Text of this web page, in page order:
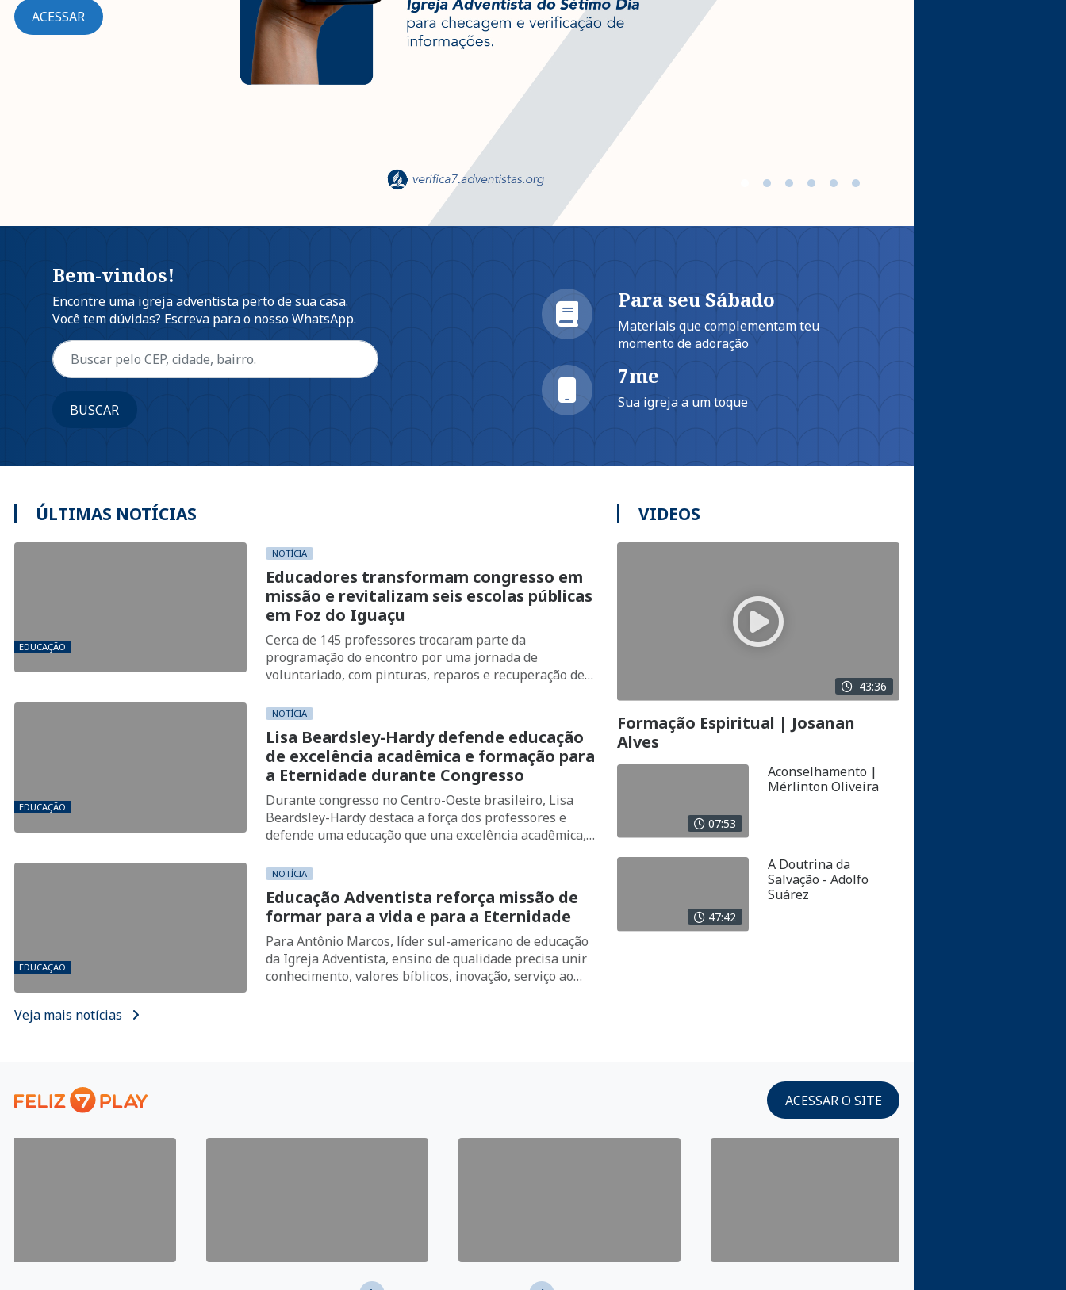
ACESSAR
Bem-vindos!
Encontre uma igreja adventista perto de sua casa.
Você tem dúvidas? Escreva para o nosso WhatsApp.
BUSCAR
Para seu Sábado
Materiais que complementam teu
momento de adoração
7me
Sua igreja a um toque
ÚLTIMAS NOTÍCIAS
EDUCAÇÃO
NOTÍCIA
Educadores transformam congresso em
missão e revitalizam seis escolas públicas
em Foz do Iguaçu
Cerca de 145 professores trocaram parte da
programação do encontro por uma jornada de
voluntariado, com pinturas, reparos e recuperação de
EDUCAÇÃO
NOTÍCIA
Lisa Beardsley-Hardy defende educação
de excelência acadêmica e formação para
a Eternidade durante Congresso
Durante congresso no Centro-Oeste brasileiro, Lisa
Beardsley-Hardy destaca a força dos professores e
defende uma educação que una excelência acadêmica,
EDUCAÇÃO
NOTÍCIA
Educação Adventista reforça missão de
formar para a vida e para a Eternidade
Para Antônio Marcos, líder sul-americano de educação
da Igreja Adventista, ensino de qualidade precisa unir
conhecimento, valores bíblicos, inovação, serviço ao
Veja mais notícias
VIDEOS
43:36
Formação Espiritual | Josanan
Alves
07:53
Aconselhamento |
Mérlinton Oliveira
47:42
A Doutrina da
Salvação - Adolfo
Suárez
ACESSAR O SITE